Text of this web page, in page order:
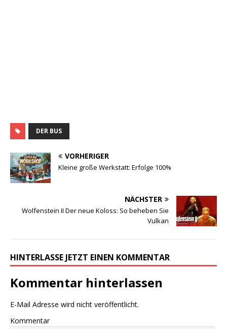
DER BUS
VORHERIGER
Kleine große Werkstatt: Erfolge 100%
NÄCHSTER
Wolfenstein II Der neue Koloss: So beheben Sie
Vulkan
HINTERLASSE JETZT EINEN KOMMENTAR
Kommentar hinterlassen
E-Mail Adresse wird nicht veröffentlicht.
Kommentar